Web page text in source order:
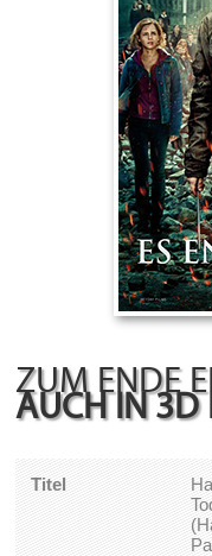
ZUM ENDE
AUCH IN 3D
Titel